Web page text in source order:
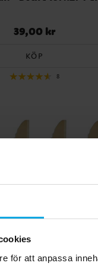
för att anpassa
Pris:39,00 kr
39,00 kr
KÖP
8